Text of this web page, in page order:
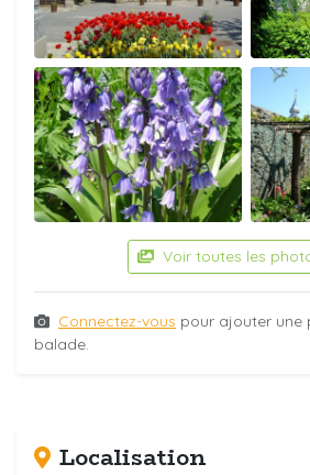
Voir toutes les
Connectez-vous pour ajouter une
balade.
Localisation